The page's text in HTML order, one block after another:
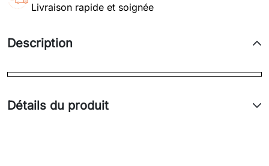
Livraison rapide et soignée
Description
Détails du produit